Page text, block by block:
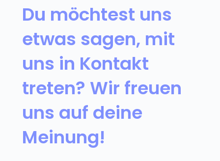
Du möchtest uns
etwas sagen, mit
uns in Kontakt
treten? Wir freuen
uns auf deine
Meinung!